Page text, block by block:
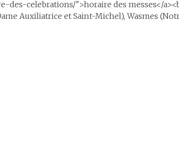
celebrations/">horaire des messes</
Auxiliatrice et Saint-Michel), Wasmes